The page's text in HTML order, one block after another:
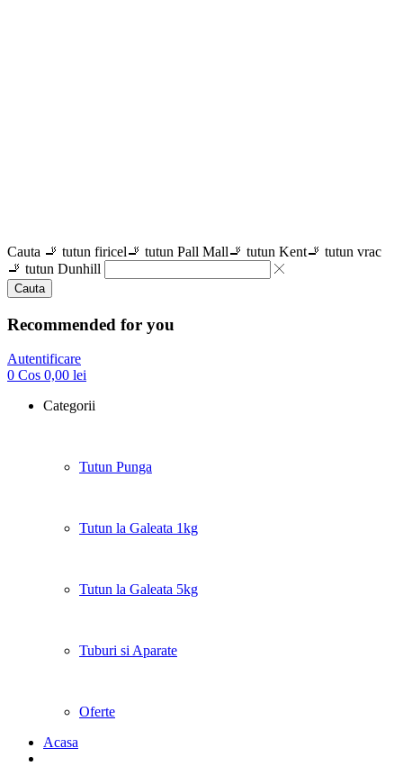
Cauta 🚬 tutun firicel🚬 tutun Pall Mall🚬 tutun Kent🚬 tutun vrac
🚬 tutun Dunhill
Cauta
Recommended for you
Autentificare
0 Cos 0,00 lei
Categorii
Tutun Punga
Tutun la Galeata 1kg
Tutun la Galeata 5kg
Tuburi si Aparate
Oferte
Acasa